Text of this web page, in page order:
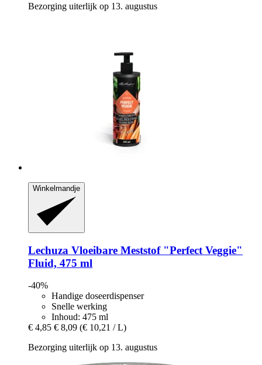
Bezorging uiterlijk op 13. augustus
Winkelmandje
Lechuza Vloeibare Meststof "Perfect Veggie"
Fluid, 475 ml
-40%
Handige doseerdispenser
Snelle werking
Inhoud: 475 ml
€ 4,85 € 8,09 (€ 10,21 / L)
Bezorging uiterlijk op 13. augustus